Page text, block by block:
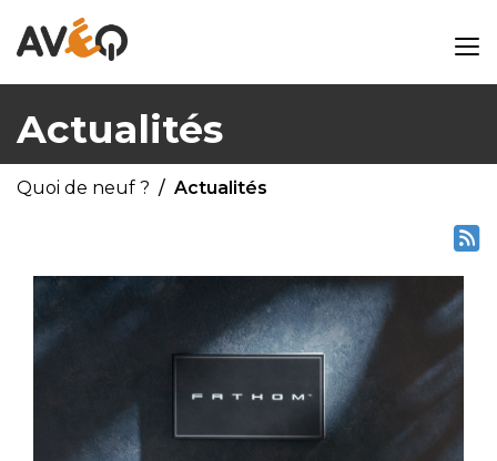
Actualités
Quoi de neuf ? Actualités